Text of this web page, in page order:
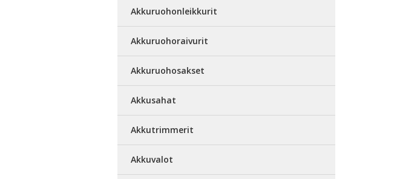
Akkuruohonleikkurit
Akkuruohoraivurit
Akkuruohosakset
Akkusahat
Akkutrimmerit
Akkuvalot